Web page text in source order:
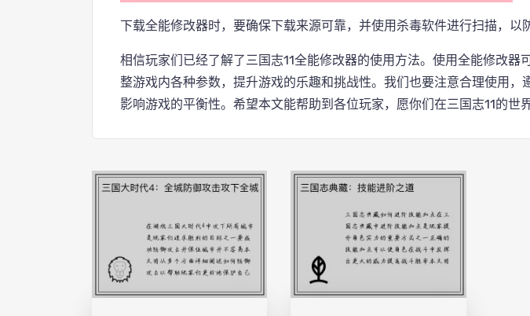
下载全能修改器时，要确保下载来源可靠，并使用杀毒软件进行扫描，以
相信玩家们已经了解了三国志11全能修改器的使用方法。使用全能修改器
整游戏内各种参数，提升游戏的乐趣和挑战性。我们也要注意合理使用，
影响游戏的平衡性。希望本文能帮助到各位玩家，愿你们在三国志11的世